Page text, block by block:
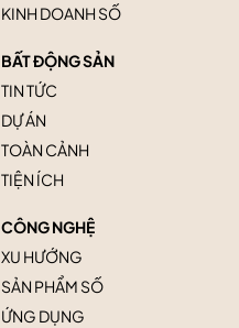
KINH DOANH SỐ
BẤT ĐỘNG SẢN
TIN TỨC
DỰ ÁN
TOÀN CẢNH
TIỆN ÍCH
CÔNG NGHỆ
XU HƯỚNG
SẢN PHẨM SỐ
ỨNG DỤNG